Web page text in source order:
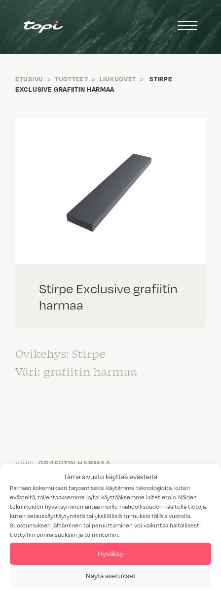
Tämä sivusto käyttää evästeitä
Parhaan kokemuksen tarjoamiseksi käytämme teknologioita, kuten
evästeitä, tallentaaksemme ja/tai käyttääksemme laitetietoja. Näiden
tekniikoiden hyväksyminen antaa meille mahdollisuuden käsitellä tietoja,
kuten selauskäyttäytymistä tai yksilöllisiä tunnuksia tällä sivustolla.
Suostumuksen jättäminen tai peruuttaminen voi vaikuttaa haitallisesti
tiettyihin ominaisuuksiin ja toimintoihin.
Hyväksy
Näytä asetukset
ETUSIVU > TUOTTEET > LIUKUOVET >
STIRPE
EXCLUSIVE GRAFIITIN HARMAA
Stirpe Exclusive grafiitin
harmaa
Ovikehys: Stirpe
Väri: grafiitin harmaa
VÄRI: GRAFIITIN HARMAA
TUOTTEET